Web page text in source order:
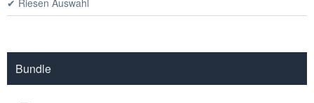
✔ Riesen Auswahl
Bundle